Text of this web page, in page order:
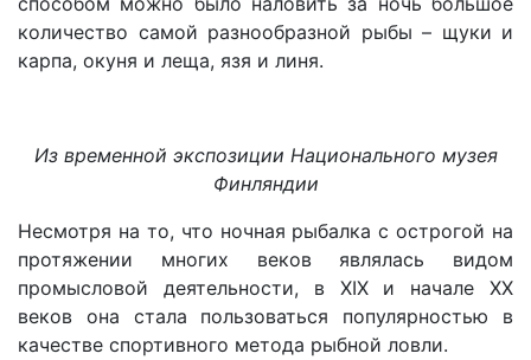
количество самой разнообразной рыбы – щуки и
карпа, окуня и леща, язя и линя.
Из временной экспозиции Национального музея
Финляндии
Несмотря на то, что ночная рыбалка с острогой на
протяжении многих веков являлась видом
промысловой деятельности, в XIX и начале XX
веков она стала пользоваться популярностью в
качестве спортивного метода рыбной ловли.